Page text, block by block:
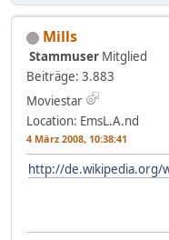
Mills
Stammuser Mitglied
Beiträge: 3.883
Moviestar
Location: EmsL.A.nd
4 März 2008, 10:38:41
http://de.wikipedia.org/